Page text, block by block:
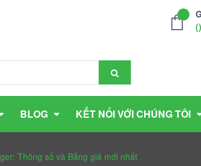
()
BLOG KẾT NỐI VỚI CHÚNG TÔI
Thông số và Bảng giá mới nhất